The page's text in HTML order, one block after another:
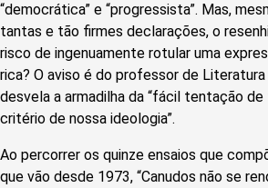
“democrática” e “progressista”. Mas,
tantas e tão firmes declarações, o
risco de ingenuamente rotular uma
rica? O aviso é do professor de Literatura
desvela a armadilha da “fácil tentação
critério de nossa ideologia”.
Ao percorrer os quinze ensaios que
que vão desde 1973, “Canudos não se